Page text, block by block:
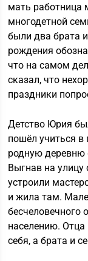
мать работница
многодетной
были два брата
рождения
что на самом
сказал, что
праздники
Детство Юрия
пошёл учиться в
родную деревню
Выгнав на
устроили
и жила там.
бесчеловечного
населению. Отца
себя, а брата и